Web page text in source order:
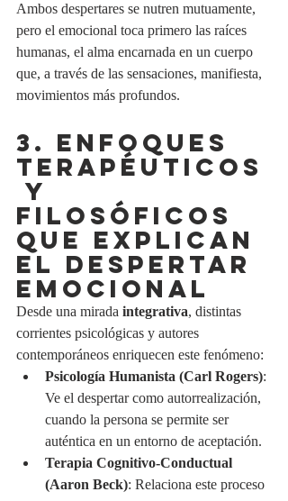
Ambos despertares se nutren mutuamente,
pero el emocional toca primero las raíces
humanas, el alma encarnada en un cuerpo
que, a través de las sensaciones, manifiesta,
movimientos más profundos.
3. ENFOQUES
TERAPÉUTICOS
Y
FILOSÓFICOS
QUE EXPLICAN
EL DESPERTAR
EMOCIONAL
Desde una mirada integrativa, distintas
corrientes psicológicas y autores
contemporáneos enriquecen este fenómeno:
Psicología Humanista (Carl Rogers):
Ve el despertar como autorrealización,
cuando la persona se permite ser
auténtica en un entorno de aceptación.
Terapia Cognitivo-Conductual
(Aaron Beck): Relaciona este proceso